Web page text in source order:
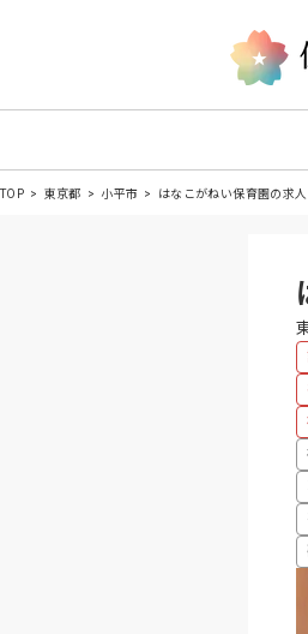
TOP 東京都 小平市 はなこがねい保育園の求